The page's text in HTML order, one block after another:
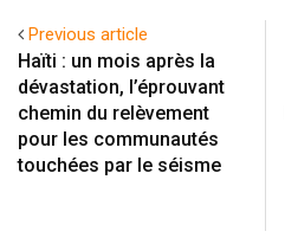
Previous article
Haïti : un mois après la
dévastation, l’éprouvant
chemin du relèvement
pour les communautés
touchées par le séisme